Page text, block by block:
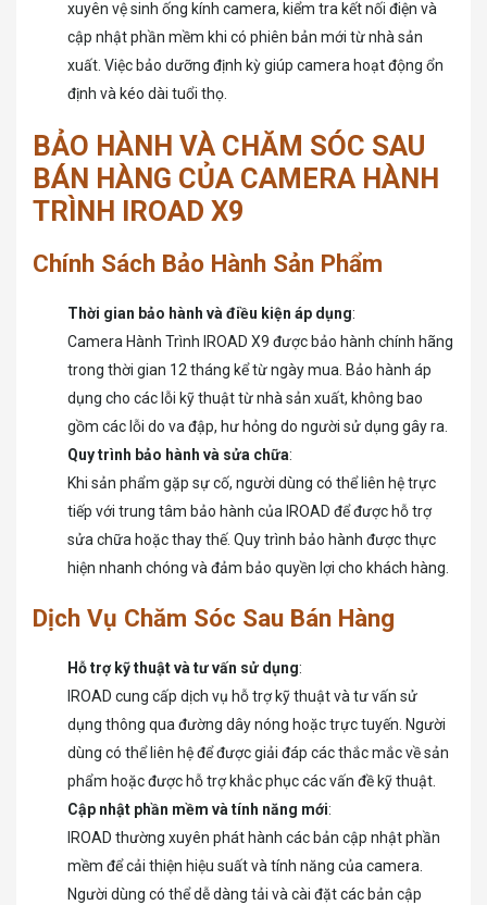
xuyên vệ sinh ống kính camera, kiểm tra kết nối điện và
cập nhật phần mềm khi có phiên bản mới từ nhà sản
xuất. Việc bảo dưỡng định kỳ giúp camera hoạt động ổn
định và kéo dài tuổi thọ.
BẢO HÀNH VÀ CHĂM SÓC SAU
BÁN HÀNG CỦA CAMERA HÀNH
TRÌNH IROAD X9
Chính Sách Bảo Hành Sản Phẩm
Thời gian bảo hành và điều kiện áp dụng:
Camera Hành Trình IROAD X9 được bảo hành chính hãng
trong thời gian 12 tháng kể từ ngày mua. Bảo hành áp
dụng cho các lỗi kỹ thuật từ nhà sản xuất, không bao
gồm các lỗi do va đập, hư hỏng do người sử dụng gây ra.
Quy trình bảo hành và sửa chữa:
Khi sản phẩm gặp sự cố, người dùng có thể liên hệ trực
tiếp với trung tâm bảo hành của IROAD để được hỗ trợ
sửa chữa hoặc thay thế. Quy trình bảo hành được thực
hiện nhanh chóng và đảm bảo quyền lợi cho khách hàng.
Dịch Vụ Chăm Sóc Sau Bán Hàng
Hỗ trợ kỹ thuật và tư vấn sử dụng:
IROAD cung cấp dịch vụ hỗ trợ kỹ thuật và tư vấn sử
dụng thông qua đường dây nóng hoặc trực tuyến. Người
dùng có thể liên hệ để được giải đáp các thắc mắc về sản
phẩm hoặc được hỗ trợ khắc phục các vấn đề kỹ thuật.
Cập nhật phần mềm và tính năng mới:
IROAD thường xuyên phát hành các bản cập nhật phần
mềm để cải thiện hiệu suất và tính năng của camera.
Người dùng có thể dễ dàng tải và cài đặt các bản cập